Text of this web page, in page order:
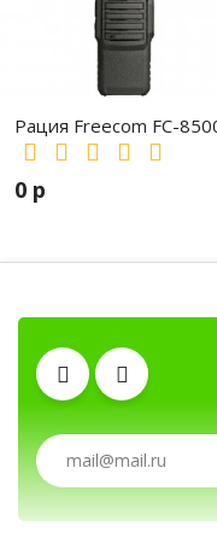
Рация Freecom FC-
0 р
Автомобильные
Зарядные устройства
Рации,